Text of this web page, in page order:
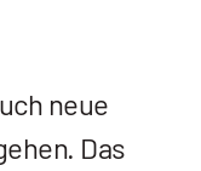
neue
Das